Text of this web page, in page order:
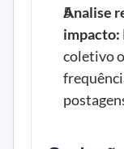
Analise
impacto:
coletivo